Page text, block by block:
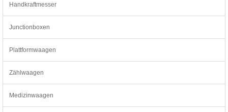
Handkraftmesser
Junctionboxen
Plattformwaagen
Zählwaagen
Medizinwaagen